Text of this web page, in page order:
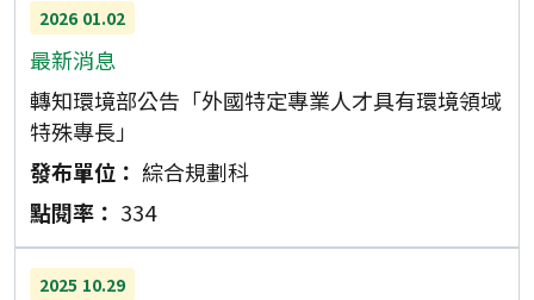
2026 01.02
最新消息
轉知環境部公告「外國特定專業人才具有環境領域
特殊專長」
綜合規劃科
334
2025 10.29